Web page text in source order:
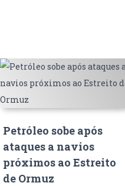
Petróleo sobe após
ataques a navios
próximos ao Estreito
de Ormuz